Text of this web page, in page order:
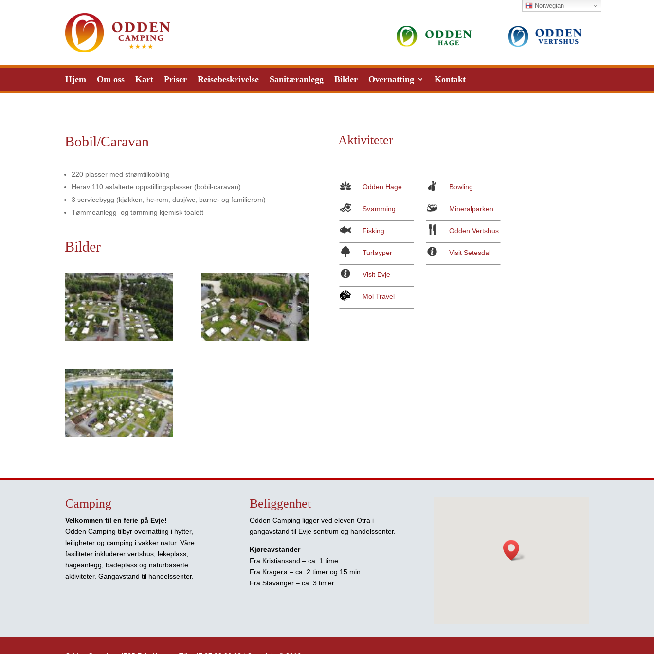
Hjem Om oss Kart Priser Reisebeskrivelse Sanitæranlegg Bilder Overnatting Kontakt
Bobil/Caravan
220 plasser med strømtilkobling
Herav 110 asfalterte oppstillingsplasser (bobil-caravan)
3 servicebygg (kjøkken, hc-rom, dusj/wc, barne- og familierom)
Tømmeanlegg og tømming kjemisk toalett
Bilder
Aktiviteter
Odden Hage
Svømming
Fisking
Turløyper
Visit Evje
Mol Travel
Bowling
Mineralparken
Odden Vertshus
Visit Setesdal
Camping
Velkommen til en ferie på Evje!
Odden Camping tilbyr overnatting i hytter,
leiligheter og camping i vakker natur. Våre
fasiliteter inkluderer vertshus, lekeplass,
hageanlegg, badeplass og naturbaserte
aktiviteter. Gangavstand til handelssenter.
Beliggenhet
Odden Camping ligger ved eleven Otra i
gangavstand til Evje sentrum og handelssenter.
Kjøreavstander
Fra Kristiansand – ca. 1 time
Fra Kragerø – ca. 2 timer og 15 min
Fra Stavanger – ca. 3 timer
Norwegian